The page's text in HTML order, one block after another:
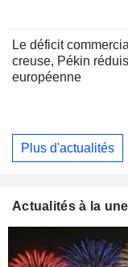
Le déficit
creuse, Pékin
européenne
Plus d'actualités
Actualités à la une